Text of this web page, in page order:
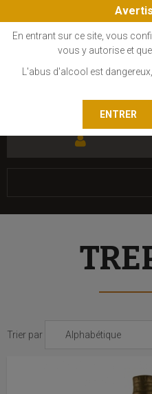
Trier par
En entrant sur ce site, vous
vous y autorise et
L'abus d'alcool est